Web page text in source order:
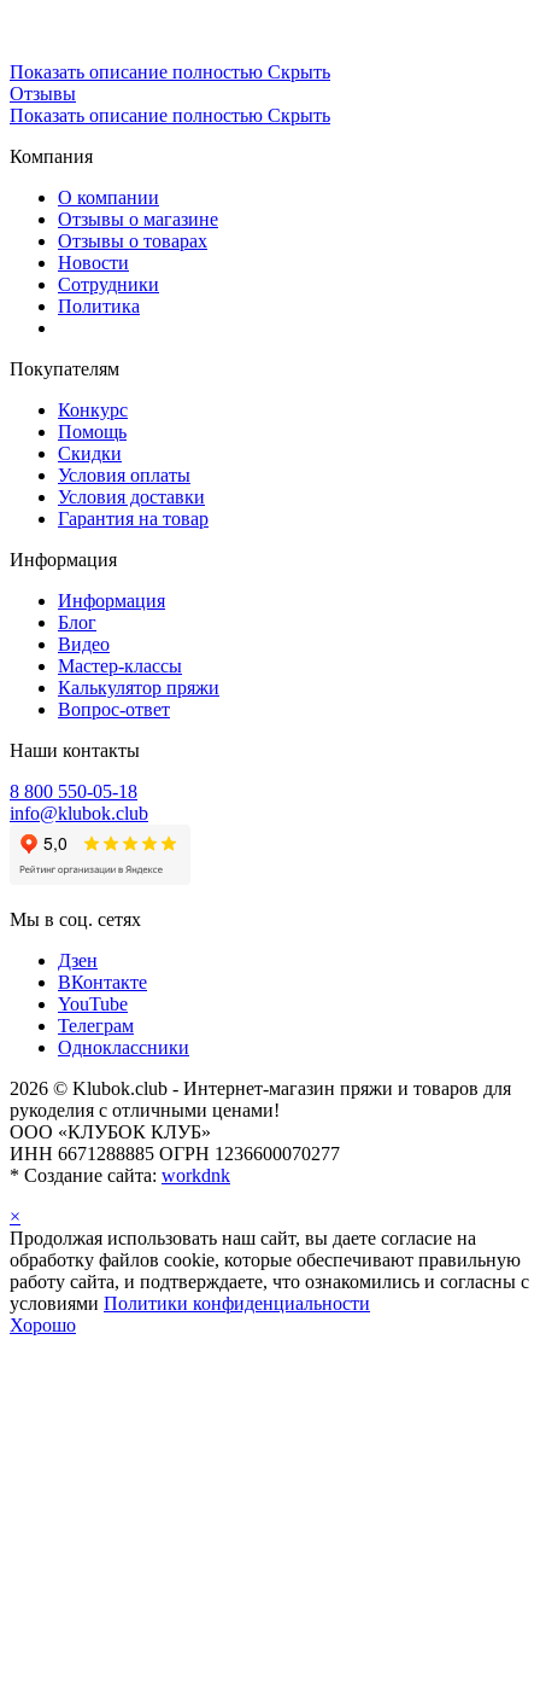
Показать описание полностью Скрыть
Отзывы
Показать описание полностью Скрыть
Компания
О компании
Отзывы о магазине
Отзывы о товарах
Новости
Сотрудники
Политика
Покупателям
Конкурс
Помощь
Скидки
Условия оплаты
Условия доставки
Гарантия на товар
Информация
Информация
Блог
Видео
Мастер-классы
Калькулятор пряжи
Вопрос-ответ
Наши контакты
8 800 550-05-18
info@klubok.club
Мы в соц. сетях
Дзен
ВКонтакте
YouTube
Телеграм
Одноклассники
2026 © Klubok.club - Интернет-магазин пряжи и товаров для
рукоделия с отличными ценами!
ООО «КЛУБОК КЛУБ»
ИНН 6671288885 ОГРН 1236600070277
* Создание сайта: workdnk
×
Продолжая использовать наш сайт, вы даете согласие на
обработку файлов cookie, которые обеспечивают правильную
работу сайта, и подтверждаете, что ознакомились и согласны с
условиями Политики конфиденциальности
Хорошо